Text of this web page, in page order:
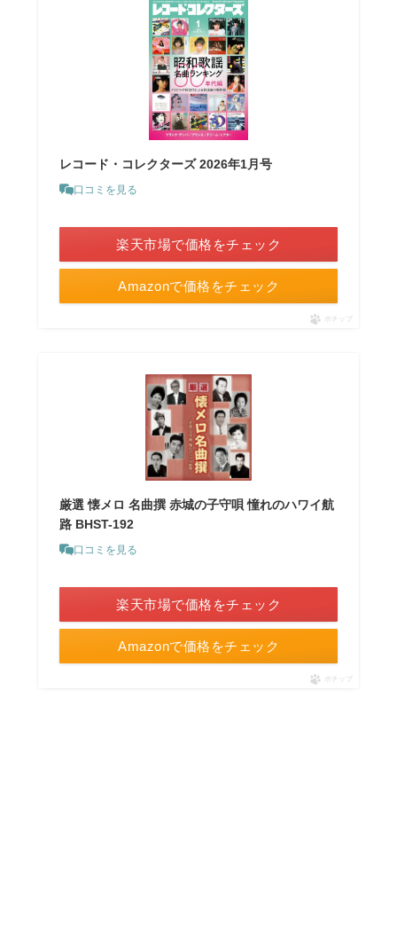
レコード・コレクターズ 2026年1月号
口コミを見る
Amazonで価格をチェック
楽天市場で価格をチェック
ポチップ
厳選 懐メロ 名曲撰 赤城の子守唄 憧れのハワイ航
路 BHST-192
口コミを見る
Amazonで価格をチェック
楽天市場で価格をチェック
ポチップ